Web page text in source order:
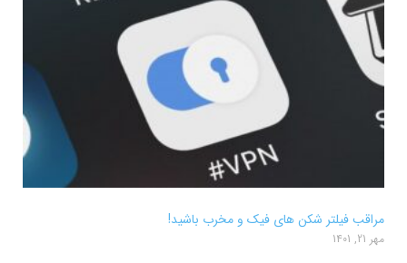
مراقب فیلتر شکن های فیک و مخرب باشید!
مهر 21, 1401